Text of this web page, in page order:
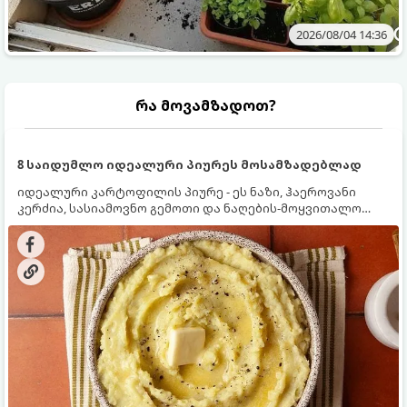
2026/08/04 14:36
რა მოვამზადოთ?
8 საიდუმლო იდეალური პიურეს მოსამზადებლად
იდეალური კარტოფილის პიურე - ეს ნაზი, ჰაეროვანი
კერძია, სასიამოვნო გემოთი და ნაღების-მოყვითალო
ფერით. მისი მომზადება ძალიან მარტივია, მაგრამ
არსებობს რამდენიმე საიდუმლო, რომლებიც უნდა
იცოდეთ, რომ პიურე იდეალურად გემრიელი გამოვიდეს.